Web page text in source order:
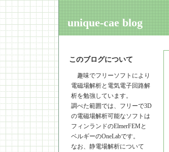
unique-cae blog
このブログについて
趣味でフリーソフトにより
電磁場解析と電気電子回路解
析を勉強しています。
調べた範囲では、フリーで3D
の電磁場解析可能なソフトは
フィンランドのElmerFEMと
ベルギーのOneLabです。
なお、静電場解析について